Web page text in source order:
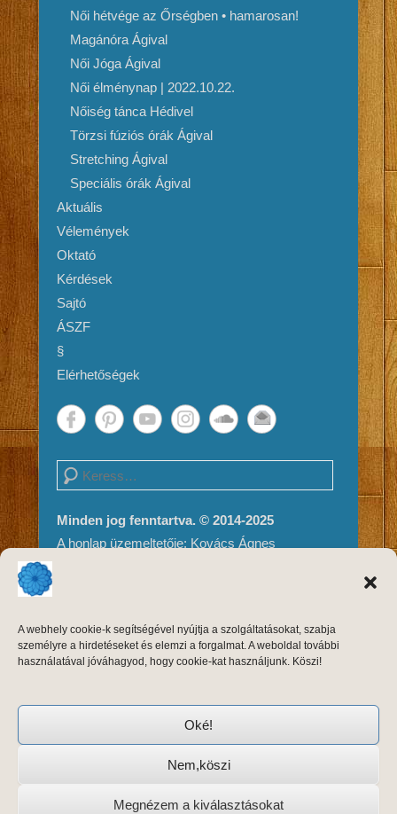
A webhely cookie-k segítségével nyújtja a szolgáltatásokat, szabja
személyre a hirdetéseket és elemzi a forgalmat. A weboldal további
használatával jóváhagyod, hogy cookie-kat használjunk. Köszi!
Oké!
Nem,köszi
Megnézem a kiválasztásokat
Női hétvége az Őrségben • hamarosan!
Magánóra Ágival
Női Jóga Ágival
Női élménynap | 2022.10.22.
Nőiség tánca Hédivel
Törzsi fúziós órák Ágival
Stretching Ágival
Speciális órák Ágival
Aktuális
Vélemények
Oktató
Kérdések
Sajtó
ÁSZF
§
Elérhetőségek
Search
Minden jog fenntartva. © 2014-2025
A honlap üzemeltetője: Kovács Ágnes
jogvédelem alatt áll, másolni, módosítani
kizárólag a szerző, Kovács Ágnes írásos
Keleti Tánctréning